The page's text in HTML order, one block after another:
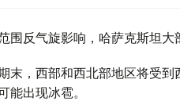
围反气旋影响，哈萨克斯坦大
末，西部和西北部地区将受到
能出现冰雹。